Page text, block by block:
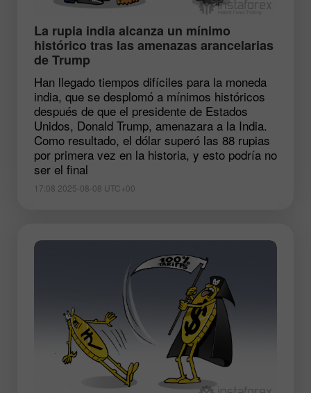
La rupia india alcanza un mínimo
histórico tras las amenazas arancelarias
de Trump
Han llegado tiempos difíciles para la moneda
india, que se desplomó a mínimos históricos
después de que el presidente de Estados
Unidos, Donald Trump, amenazara a la India.
Como resultado, el dólar superó las 88 rupias
por primera vez en la historia, y esto podría no
ser el final
17:08 2025-08-08 UTC+00